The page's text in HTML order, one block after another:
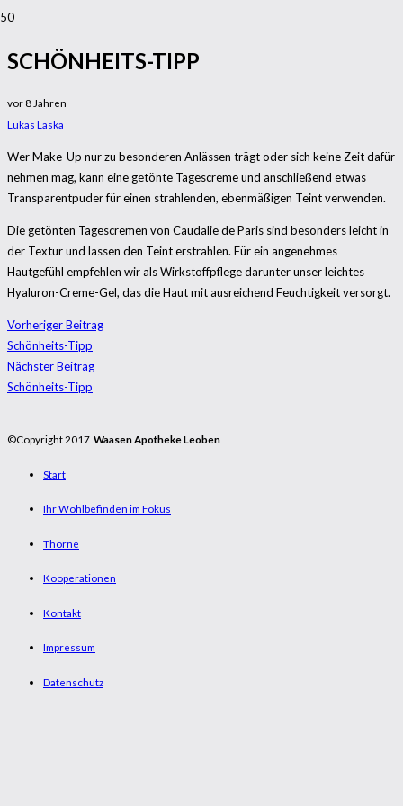
SCHÖNHEITS-TIPP
vor 8 Jahren
Lukas Laska
Wer Make-Up nur zu besonderen Anlässen trägt oder sich keine Zeit dafür
nehmen mag, kann eine getönte Tagescreme und anschließend etwas
Transparentpuder für einen strahlenden, ebenmäßigen Teint verwenden.
Die getönten Tagescremen von Caudalie de Paris sind besonders leicht in
der Textur und lassen den Teint erstrahlen. Für ein angenehmes
Hautgefühl empfehlen wir als Wirkstoffpflege darunter unser leichtes
Hyaluron-Creme-Gel, das die Haut mit ausreichend Feuchtigkeit versorgt.
Vorheriger Beitrag
Schönheits-Tipp
Nächster Beitrag
Schönheits-Tipp
©Copyright 2017 Waasen Apotheke Leoben
Start
Ihr Wohlbefinden im Fokus
Thorne
Kooperationen
Kontakt
Impressum
Datenschutz